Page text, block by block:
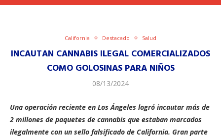
California Destacado Salud
INCAUTAN CANNABIS ILEGAL COMERCIALIZADOS
COMO GOLOSINAS PARA NIÑOS
08/13/2024
Una operación reciente en Los Ángeles logró incautar más de
2 millones de paquetes de cannabis que estaban marcados
ilegalmente con un sello falsificado de California. Gran parte